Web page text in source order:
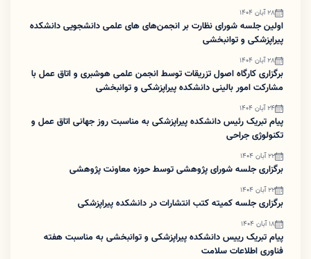
28 آبان 1404
اولین جلسه شورای نظارت بر انجمن‌های های علمی دانشجویی دانشکده
پیراپزشکی و توانبخشی
28 آبان 1404
برگزاری کارگاه اصول تزریقات توسط انجمن علمی هوشبری و اتاق عمل با
مشارکت امور بالینی دانشکده پیراپزشکی و توانبخشی
24 آبان 1404
پیام تبریک رئیس دانشکده پیراپزشکی به مناسبت روز جهانی اتاق عمل و
تکنولوژی جراحی
22 آبان 1404
برگزاری جلسه شورای پژوهشی توسط حوزه معاونت پژوهشی
22 آبان 1404
برگزاری جلسه کمیته کتب انتشارات در دانشکده پیراپزشکی
18 آبان 1404
پیام تبریک رییس دانشکده پیراپزشکی و توانبخشی به مناسبت هفته
فناوری اطلاعات سلامت